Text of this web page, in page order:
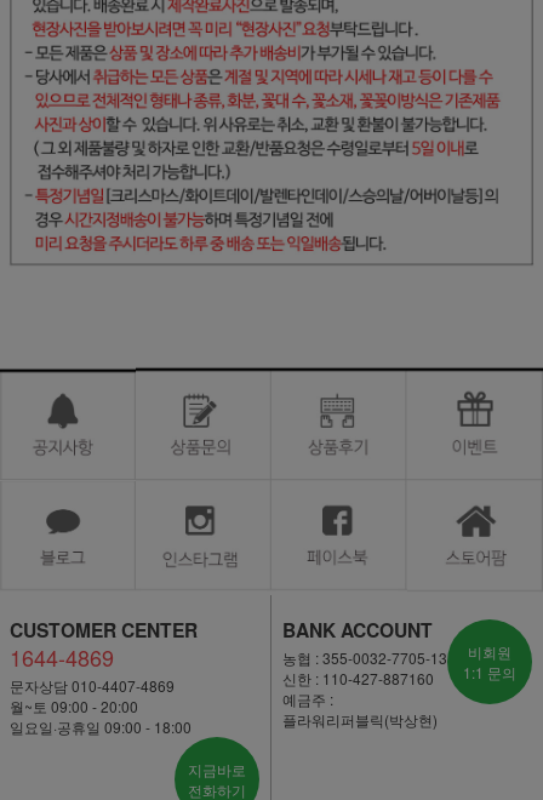
CUSTOMER CENTER
1644-4869
문자상담 010-4407-4869
월~토 09:00 - 20:00
일요일·공휴일 09:00 - 18:00
지금바로
전화하기
BANK ACCOUNT
농협 : 355-0032-7705-13
신한 : 110-427-887160
예금주 :
플라워리퍼블릭(박상현)
비회원
1:1 문의